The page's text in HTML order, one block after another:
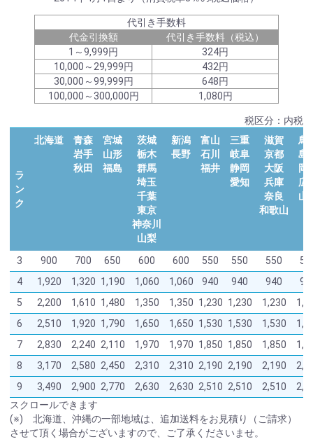
代引き手数料
代金引換額
代引き手数料（税込）
1～9,999円
324円
10,000～29,999円
432円
30,000～99,999円
648円
100,000～300,000円
1,080円
税区分：内税
ラ
ン
ク
北海道
青森
岩手
秋田
宮城
山形
福島
茨城
栃木
群馬
埼玉
千葉
東京
神奈川
山梨
新潟
長野
富山
石川
福井
三重
岐阜
静岡
愛知
滋賀
京都
大阪
兵庫
奈良
和歌山
鳥
島
岡
広
山
3 900 700 650 600 600 550 550 550
4
1,920 1,320 1,190 1,060 1,060 940 940 940
5
2,200 1,610 1,480 1,350 1,350 1,230 1,230 1,230
6
2,510 1,920 1,790 1,650 1,650 1,530 1,530 1,530
7
2,830 2,240 2,110 1,970 1,970 1,850 1,850 1,850
8
3,170 2,580 2,450 2,310 2,310 2,190 2,190 2,190
9
3,490 2,900 2,770 2,630 2,630 2,510 2,510 2,510
スクロールできます
(※) 北海道、沖縄の一部地域は、追加送料をお見積り（ご請求）
させて頂く場合がございますので、ご了承くださいませ。